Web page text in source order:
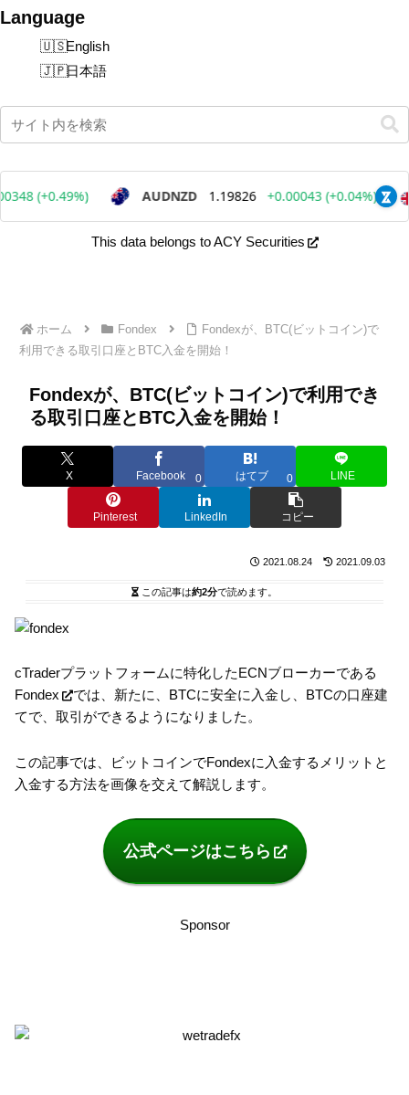
Language
English
日本語
This data belongs to ACY Securities
ホーム Fondex
Fondexが、BTC(ビットコイン)で
利用できる取引口座とBTC入金を開始！
Fondexが、BTC(ビットコイン)で利用でき
る取引口座とBTC入金を開始！
X Facebook 0 はてブ 0 LINE
Pinterest LinkedIn コピー
2021.08.24 2021.09.03
この記事は約2分で読めます。
cTraderプラットフォームに特化したECNブローカーである
Fondex
では、新たに、BTCに安全に入金し、BTCの口座建
てで、取引ができるようになりました。
この記事では、ビットコインでFondexに入金するメリットと
入金する方法を画像を交えて解説します。
公式ページはこちら
Sponsor